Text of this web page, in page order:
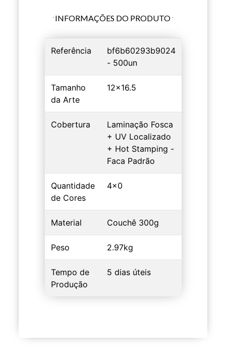
INFORMAÇÕES DO PRODUTO
Referência
bf6b60293b9024
- 500un
Tamanho
da Arte
12x16.5
Cobertura
Laminação Fosca
+ UV Localizado
+ Hot Stamping -
Faca Padrão
Quantidade
de Cores
4x0
Material Couchê 300g
Peso 2.97kg
Tempo de
Produção
5 dias úteis